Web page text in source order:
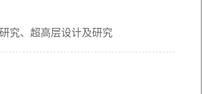
究、超高层设计及研究